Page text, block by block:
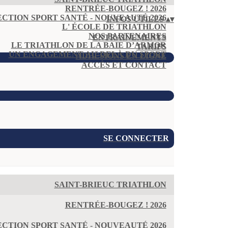
RENTRÉE-BOUGEZ ! 2026
SPORT SANTÉ - NOUVEAUTÉ 2026
L' ÉCOLE DE TRIATHLON
NOS PARTENAIRES
LE TRIATHLON DE LA BAIE D’ARMOR
UN ENGAGEMENT AU-DELÀ DU SPORT
INFOS UTILES▴▾
ENTRAINEMENTS
TARIFS
ADHÉSIONS EN LIGNE
ACCÈS ET CONTACT
SE CONNECTER
SAINT-BRIEUC TRIATHLON
RENTRÉE-BOUGEZ ! 2026
SPORT SANTÉ - NOUVEAUTÉ 2026